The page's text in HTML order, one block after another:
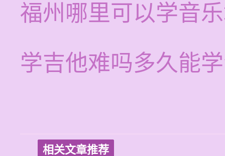
福州哪里可以学音
学吉他难吗多久能
相关文章推荐